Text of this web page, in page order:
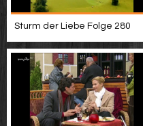
Sturm der Liebe Folge 280